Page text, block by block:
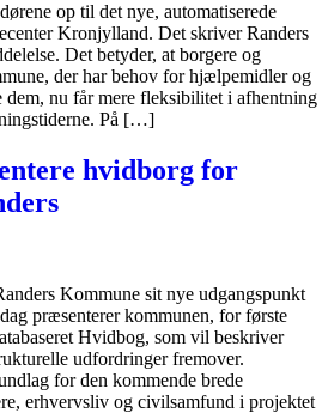
op til det nye, automatiserede
Kronjylland. Det skriver Randers
Det betyder, at borgere og
der har behov for hjælpemidler og
dem, nu får mere fleksibilitet i afhentning
På […]
hvidborg for
Kommune sit nye udgangspunkt
præsenterer kommunen, for første
Hvidbog, som vil beskriver
udfordringer fremover.
for den kommende brede
erhvervsliv og civilsamfund i projektet